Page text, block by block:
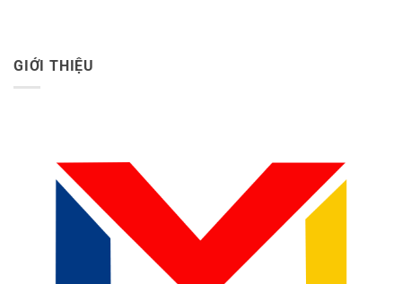
GIỚI THIỆU